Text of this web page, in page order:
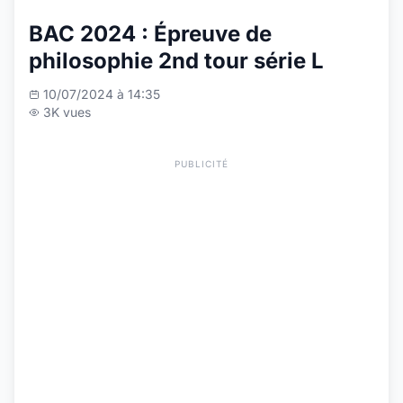
BAC 2024 : Épreuve de
philosophie 2nd tour série L
10/07/2024 à 14:35
3K vues
PUBLICITÉ